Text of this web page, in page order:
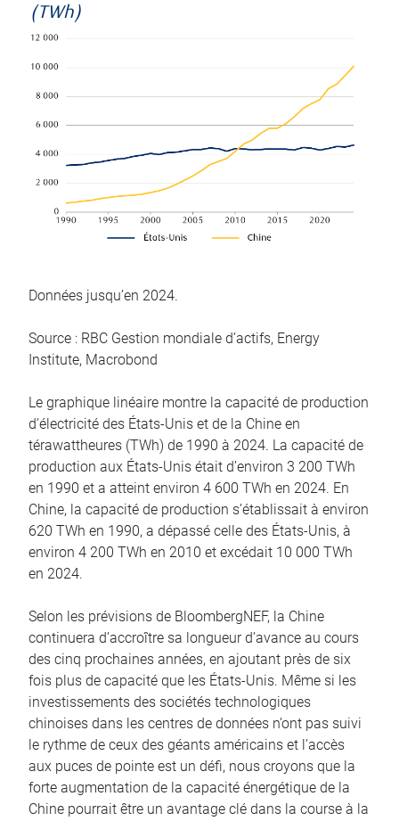
(TWh)
Données jusqu’en 2024.
Source : RBC Gestion mondiale d’actifs, Energy
Institute, Macrobond
Le graphique linéaire montre la capacité de production
d’électricité des États-Unis et de la Chine en
térawattheures (TWh) de 1990 à 2024. La capacité de
production aux États-Unis était d’environ 3 200 TWh
en 1990 et a atteint environ 4 600 TWh en 2024. En
Chine, la capacité de production s’établissait à environ
620 TWh en 1990, a dépassé celle des États-Unis, à
environ 4 200 TWh en 2010 et excédait 10 000 TWh
en 2024.
Selon les prévisions de BloombergNEF, la Chine
continuera d’accroître sa longueur d’avance au cours
des cinq prochaines années, en ajoutant près de six
fois plus de capacité que les États-Unis. Même si les
investissements des sociétés technologiques
chinoises dans les centres de données n’ont pas suivi
le rythme de ceux des géants américains et l’accès
aux puces de pointe est un défi, nous croyons que la
forte augmentation de la capacité énergétique de la
Chine pourrait être un avantage clé dans la course à la